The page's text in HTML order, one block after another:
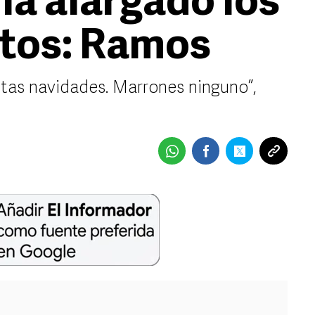
Ramos
navidades. Marrones ninguno”,